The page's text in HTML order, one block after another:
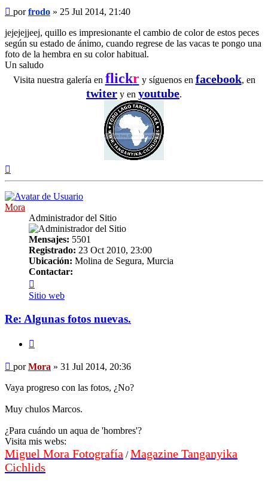
Mensaje
porfrodo » 25 Jul 2014, 21:40
jejejejjeej, quillo es impresionante el cambio de color de estos peces
según su estado de ánimo, cuando regrese de las vacas te pongo una
foto de la hembra en su color habitual.
Un saludo
Visita nuestra galería en flickry síguenos en facebook, en
twiter y en youtube.
Mora
Administrador del Sitio
Mensajes: 5501
Registrado: 23 Oct 2010, 23:00
Ubicación: Molina de Segura, Murcia
Contactar:
Mora
Sitio web
Re: Algunas fotos nuevas.
Mensaje
porMora » 31 Jul 2014, 20:36
Vaya progreso con las fotos, ¿No?
Muy chulos Marcos.
¿Para cuándo un aqua de 'hombres'?
Visita mis webs:
Miguel Mora Fotografía /Magazine Tanganyika
Cichlids